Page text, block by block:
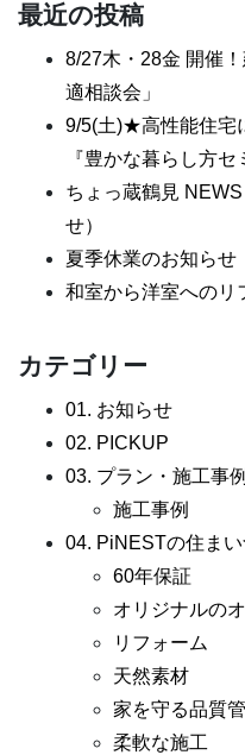
最近の投稿
8/27木・28金 開催
適相談会」
9/5(土)★高性能住宅
『豊かな暮らし方セ
ちょっ蔵鶴見
せ）
夏季休業のお知らせ
和室から洋室へのリ
カテゴリー
01. お知らせ
02. PICKUP
03. プラン・施工事例
施工事例
04. PiNESTの住まい
60年保証
オリジナルの
リフォーム
天然素材
家を守る品質
柔軟な施工